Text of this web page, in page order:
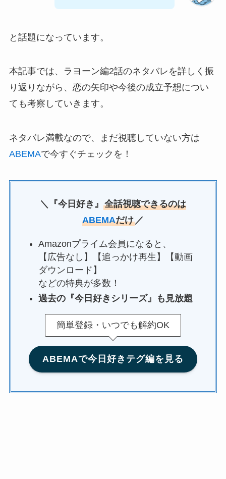
と話題になっています。
本記事では、ラヨーン編2話のネタバレを詳しく振
り返りながら、恋の矢印や今後の成立予想につい
ても考察していきます。
ネタバレ満載なので、まだ視聴していない方は
ABEMAで今すぐチェックを！
＼『今日好き』 全話視聴できるのは
ABEMAだけ ／
Amazonプライム会員になると、
【広告なし】【追っかけ再生】【動画
ダウンロード】
などの特典が多数！
過去の『今日好きシリーズ』も見放題
簡単登録・いつでも解約OK
ABEMAで今日好きテグ編を見る